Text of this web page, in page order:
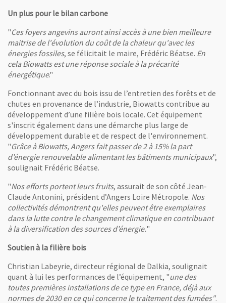
Un plus pour le bilan carbone
"Ces foyers angevins auront ainsi accès à une bien meilleure
maitrise de l'évolution du coût de la chaleur qu'avec les
énergies fossiles, se félicitait le maire, Frédéric Béatse. En
cela Biowatts est une réponse sociale à la précarité
énergétique."
Fonctionnant avec du bois issu de l’entretien des forêts et de
chutes en provenance de l’industrie, Biowatts contribue au
développement d’une filière bois locale. Cet équipement
s'inscrit également dans une démarche plus large de
développement durable et de respect de l'environnement.
"Grâce à Biowatts, Angers fait passer de 2 à 15% la part
d’énergie renouvelable alimentant les bâtiments municipaux",
soulignait Frédéric Béatse.
"Nos efforts portent leurs fruits, assurait de son côté Jean-
Claude Antonini, président d’Angers Loire Métropole. Nos
collectivités démontrent qu'elles peuvent être exemplaires
dans la lutte contre le changement climatique en contribuant
à la diversification des sources d’énergie."
Soutien à la filière bois
Christian Labeyrie, directeur régional de Dalkia, soulignait
quant à lui les performances de l’équipement, "une des
toutes premières installations de ce type en France, déjà aux
normes de 2030 en ce qui concerne le traitement des fumées".